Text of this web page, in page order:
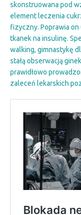
skonstruowana pod
element leczenia
fizyczny. Poprawia
tkanek na insulinę.
walking, gimnastykę
stałą obserwacją
prawidłowo
zaleceń lekarskich